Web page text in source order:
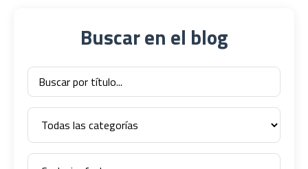
Buscar en el blog